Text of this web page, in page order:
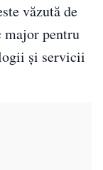
văzută de
major pentru
și servicii